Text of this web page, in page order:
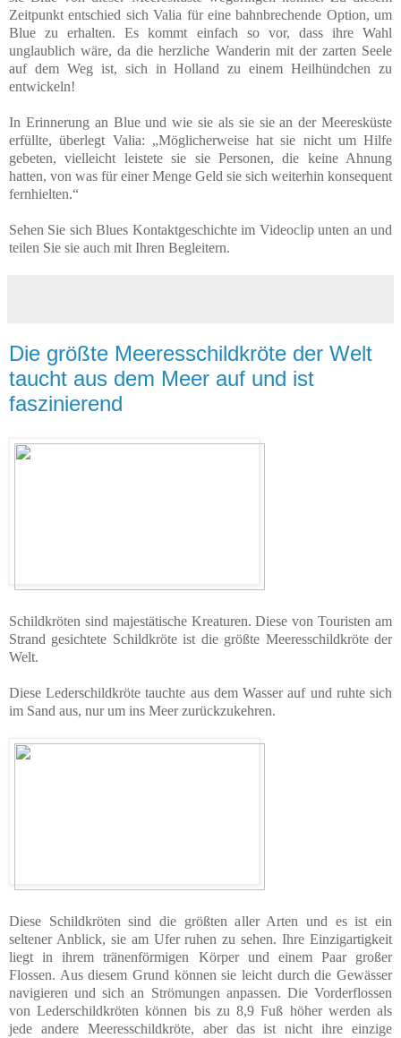
Zeitpunkt entschied sich Valia für eine bahnbrechende Option, um
Blue zu erhalten. Es kommt einfach so vor, dass ihre Wahl
unglaublich wäre, da die herzliche Wanderin mit der zarten Seele
auf dem Weg ist, sich in Holland zu einem Heilhündchen zu
entwickeln!
In Erinnerung an Blue und wie sie als sie sie an der Meeresküste
erfüllte, überlegt Valia: „Möglicherweise hat sie nicht um Hilfe
gebeten, vielleicht leistete sie sie Personen, die keine Ahnung
hatten, von was für einer Menge Geld sie sich weiterhin konsequent
fernhielten.“
Sehen Sie sich Blues Kontaktgeschichte im Videoclip unten an und
teilen Sie sie auch mit Ihren Begleitern.
Die größte Meeresschildkröte der Welt
taucht aus dem Meer auf und ist
faszinierend
Schildkröten sind majestätische Kreaturen. Diese von Touristen am
Strand gesichtete Schildkröte ist die größte Meeresschildkröte der
Welt.
Diese Lederschildkröte tauchte aus dem Wasser auf und ruhte sich
im Sand aus, nur um ins Meer zurückzukehren.
Diese Schildkröten sind die größten aller Arten und es ist ein
seltener Anblick, sie am Ufer ruhen zu sehen. Ihre Einzigartigkeit
liegt in ihrem tränenförmigen Körper und einem Paar großer
Flossen. Aus diesem Grund können sie leicht durch die Gewässer
navigieren und sich an Strömungen anpassen. Die Vorderflossen
von Lederschildkröten können bis zu 8,9 Fuß höher werden als
jede andere Meeresschildkröte, aber das ist nicht ihre einzige